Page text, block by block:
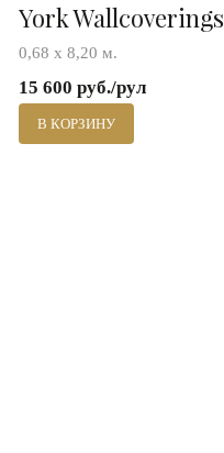
York Wallcoverings
0,68 х 8,20 м.
15 600 руб./рул
В КОРЗИНУ